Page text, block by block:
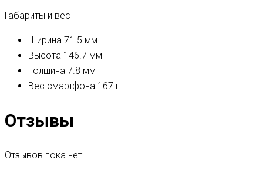
Габариты и вес
Ширина 71.5 мм
Высота 146.7 мм
Толщина 7.8 мм
Вес смартфона 167 г
Отзывы
Отзывов пока нет.